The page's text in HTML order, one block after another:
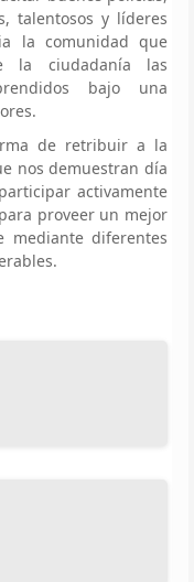
talentosos y líderes
la comunidad que
la ciudadanía las
bajo una
de retribuir a la
nos demuestran día
activamente
proveer un mejor
mediante diferentes